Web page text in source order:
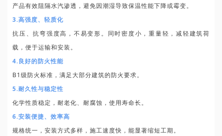
产品有效阻隔水汽渗透，避免因潮湿导致保温性能下降或霉变。
3.高强度、轻质化
抗压、抗弯强度高，不易变形。同时密度小，重量轻，减轻建筑荷
载，便于运输和安装。
4.良好的防火性能
B1级防火标准，满足大部分建筑的防火要求。
5.耐久性与稳定性
化学性质稳定，耐老化、耐腐蚀，使用寿命长。
6.安装便捷、效率高
规格统一，安装方式多样，施工速度快，能显著缩短工期。